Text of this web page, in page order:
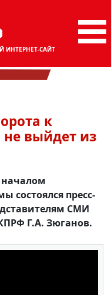
ИНТЕРНЕТ-САЙТ
к
не выйдет из
началом
состоялся пресс-
СМИ
Г.А. Зюганов.